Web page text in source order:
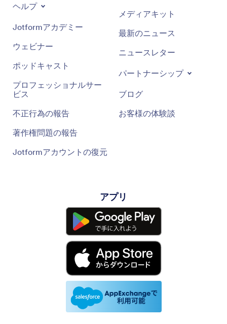
ヘルプ
Jotformアカデミー
ウェビナー
ポッドキャスト
プロフェッショナルサー
ビス
不正行為の報告
著作権問題の報告
Jotformアカウントの復元
メディアキット
最新のニュース
ニュースレター
パートナーシップ
ブログ
お客様の体験談
アプリ